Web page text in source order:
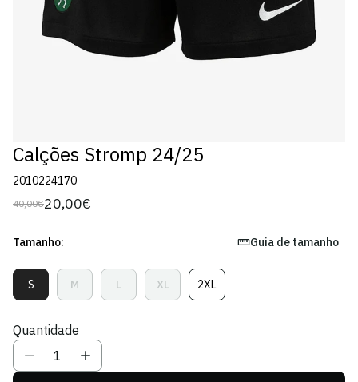
Calções Stromp 24/25
2010224170
Preço
40,00€
Preço
venda
20,00€
Tamanho: Guia de tamanho
SVariante
Esgotada
Indisponível
MVariante
Esgotada
Indisponível
LVariante
Esgotada
XL
Variante
Esgotada
2XLVariante
Esgotada
Quantidade